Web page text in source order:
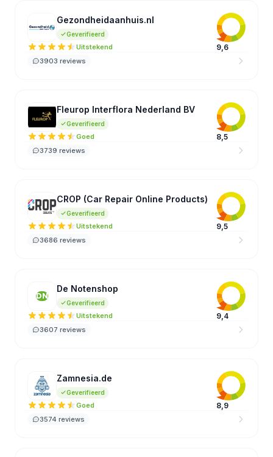
GE
Gezondheidaanhuis.nl
Geverifieerd
9,6
Uitstekend
3903 reviews
FI
Fleurop Interflora Nederland BV
Geverifieerd
8,5
Goed
3739 reviews
C(
CROP (Car Repair Online Products)
Geverifieerd
9,5
Uitstekend
3686 reviews
DN
De Notenshop
Geverifieerd
9,4
Uitstekend
3607 reviews
ZA
Zamnesia.de
Geverifieerd
8,9
Goed
3574 reviews